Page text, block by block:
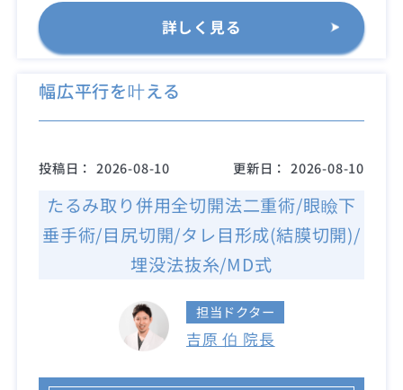
詳しく見る
幅広平行を叶える
投稿日： 2026-08-10 更新日： 2026-08-10
たるみ取り併用全切開法二重術/眼瞼下
垂手術/目尻切開/タレ目形成(結膜切開)/
埋没法抜糸/MD式
担当ドクター
吉原 伯 院長